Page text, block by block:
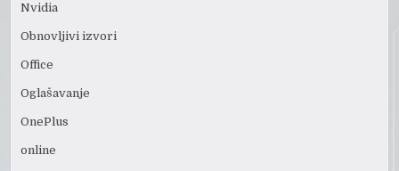
Nvidia
Obnovljivi izvori
Office
Oglašavanje
OnePlus
online